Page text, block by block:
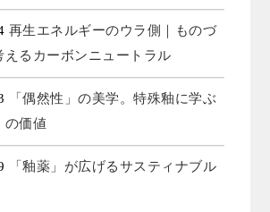
再生エネルギーのウラ側｜ものづ
えるカーボンニュートラル
「偶然性」の美学。特殊釉に学ぶ
の価値
「釉薬」が広げるサスティナブル